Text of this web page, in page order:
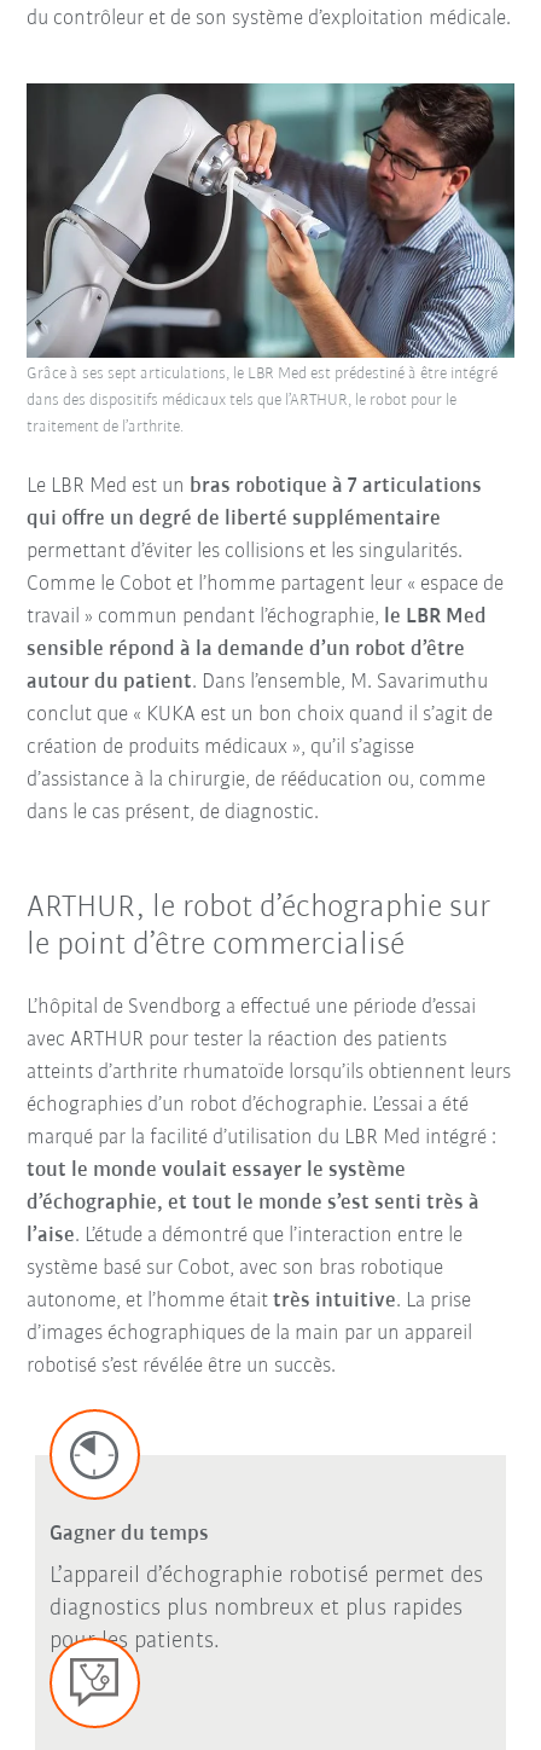
du contrôleur et de son système d’exploitation médicale.
Le LBR Med est un bras robotique à 7 articulations
qui offre un degré de liberté supplémentaire
permettant d’éviter les collisions et les singularités.
Comme le Cobot et l’homme partagent leur « espace de
travail » commun pendant l’échographie, le LBR Med
sensible répond à la demande d’un robot d’être
autour du patient. Dans l’ensemble, M. Savarimuthu
conclut que « KUKA est un bon choix quand il s’agit de
création de produits médicaux », qu’il s’agisse
d’assistance à la chirurgie, de rééducation ou, comme
dans le cas présent, de diagnostic.
Grâce à ses sept articulations, le LBR Med est prédestiné à être intégré
dans des dispositifs médicaux tels que l’ARTHUR, le robot pour le
traitement de l’arthrite.
ARTHUR, le robot d’échographie sur
le point d’être commercialisé
L’hôpital de Svendborg a effectué une période d’essai
avec ARTHUR pour tester la réaction des patients
atteints d’arthrite rhumatoïde lorsqu’ils obtiennent leurs
échographies d’un robot d’échographie. L’essai a été
marqué par la facilité d’utilisation du LBR Med intégré :
tout le monde voulait essayer le système
d’échographie, et tout le monde s’est senti très à
l’aise. L’étude a démontré que l’interaction entre le
système basé sur Cobot, avec son bras robotique
autonome, et l’homme étaittrès intuitive. La prise
d’images échographiques de la main par un appareil
robotisé s’est révélée être un succès.
Gagner du temps
L’appareil d’échographie robotisé permet des
diagnostics plus nombreux et plus rapides
pour les patients.